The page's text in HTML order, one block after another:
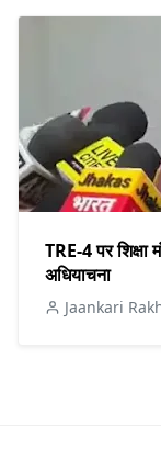
TRE-4 पर
अधियाचना
Jaankari